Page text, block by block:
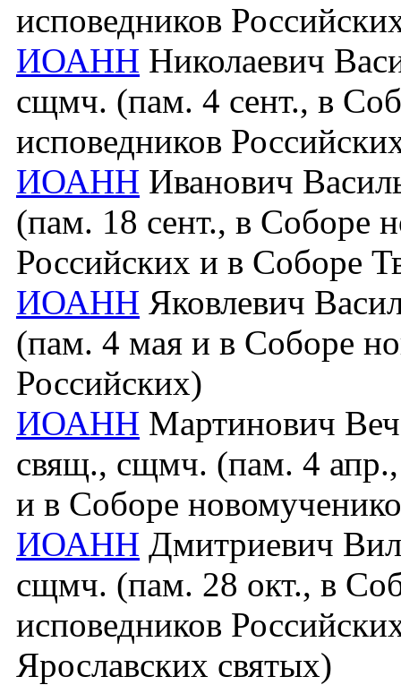
исповедников
ИОАНН Николаевич
сщмч. (пам. 4 сент., в
исповедников
ИОАНН Иванович
(пам. 18 сент., в Соборе
Российских и в Соборе
ИОАНН Яковлевич
(пам. 4 мая и в Соборе
Российских)
ИОАНН Мартинович
свящ., сщмч. (пам. 4
и в Соборе
ИОАНН Дмитриевич
сщмч. (пам. 28 окт., в
исповедников
Ярославских святых)